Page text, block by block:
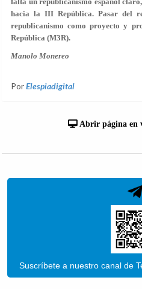
hacia la III República. Pasar del
republicanismo como proyecto y
República (M3R).
Manolo Monereo
PorElespiadigital
Abrir página en
Suscríbete a nuestro canal de